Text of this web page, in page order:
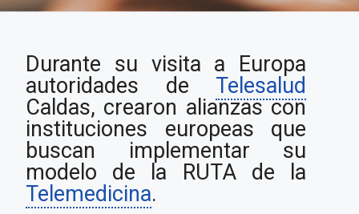
formó alianzas para la
implementación de su
modelo en Europa
Durante su visita a Europa
autoridades de Telesalud
Caldas, crearon alianzas con
instituciones europeas que
buscan implementar su
modelo de la RUTA de la
Telemedicina.